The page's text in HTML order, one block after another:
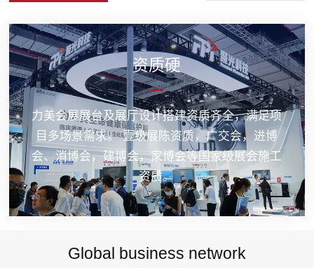
资质硬
力美会展展台及展厅设计搭建资质齐全，满足项
目多场景需求。 壹级展陈资质，广交会，进博
会、消博会，建博会，家博会等国家级展会施工
资质。
Global business network